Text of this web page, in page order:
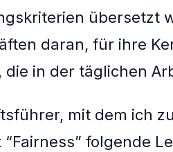
übersetzt
daran, für ihre
die in der täglichen
mit dem ich
folgende